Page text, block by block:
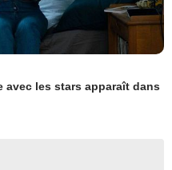
avec les stars apparaît dans